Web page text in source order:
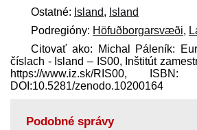
Ostatné: Island, Island
Podregióny: Höfuðborgarsvæði,
Citovať ako: Michal Páleník:
číslach - Island – IS00, Inštitút
https://www.iz.sk/​RIS00, ISBN:
DOI:10.5281/zenodo.10200164
Podobné správy